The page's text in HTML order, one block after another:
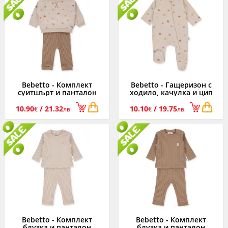
Bebetto - Комплект
суитшърт и панталон
Pumpkin Season K4849,
момче, 3-24 м.
10.90€/ 21.32лв.
Bebetto - Гащеризон с
ходило, качулка и цип
Pumpkin Season K4850,
момче, 0-9 м.
10.10€/ 19.75лв.
Bebetto - Комплект Bebetto - Комплект